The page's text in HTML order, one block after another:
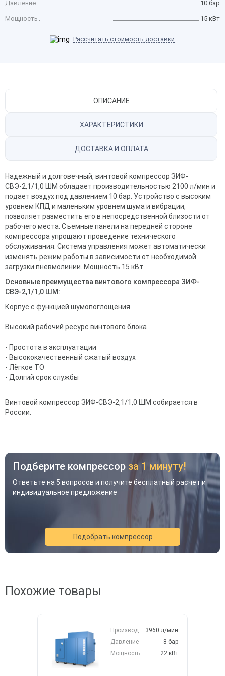
Давление 10 бар
Мощность 15 кВт
Рассчитать стоимость доставки
ОПИСАНИЕ
ХАРАКТЕРИСТИКИ
ДОСТАВКА И ОПЛАТА
Надежный и долговечный, винтовой компрессор ЗИФ-
СВЭ-2,1/1,0 ШМ обладает производительностью 2100 л/мин и
подает воздух под давлением 10 бар. Устройство с высоким
уровнем КПД и маленьким уровнем шума и вибрации,
позволяет разместить его в непосредственной близости от
рабочего места. Съемные панели на передней стороне
компрессора упрощают проведение технического
обслуживания. Система управления может автоматически
изменять режим работы в зависимости от необходимой
загрузки пневмолинии. Мощность 15 кВт.
Основные преимущества винтового компрессора ЗИФ-
СВЭ-2,1/1,0 ШМ:
Корпус с функцией шумопоглощения
Высокий рабочий ресурс винтового блока
- Простота в эксплуатации
- Высококачественный сжатый воздух
- Лёгкое ТО
- Долгий срок службы
Винтовой компрессор ЗИФ-СВЭ-2,1/1,0 ШМ собирается в
России.
Подберите компрессор за 1 минуту!
Ответьте на 5 вопросов и получите бесплатный расчет и
индивидуальное предложение
Подобрать компрессор
Похожие товары
Производ.
3960 л/мин
Давление
8 бар
Мощность
22 кВт